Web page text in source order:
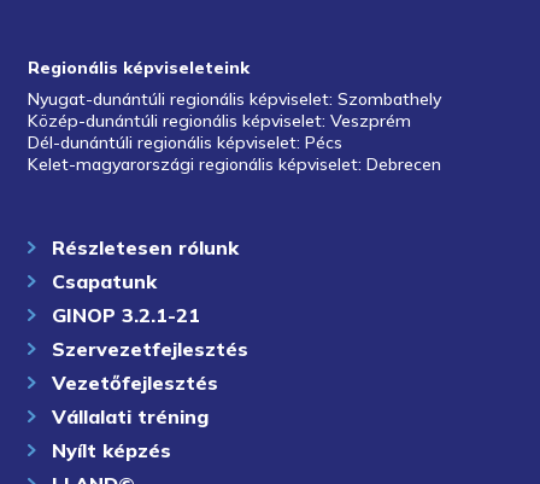
Regionális képviseleteink
Nyugat-dunántúli regionális képviselet: Szombathely
Közép-dunántúli regionális képviselet: Veszprém
Dél-dunántúli regionális képviselet: Pécs
Kelet-magyarországi regionális képviselet: Debrecen
Részletesen rólunk
Csapatunk
GINOP 3.2.1-21
Szervezetfejlesztés
Vezetőfejlesztés
Vállalati tréning
Nyílt képzés